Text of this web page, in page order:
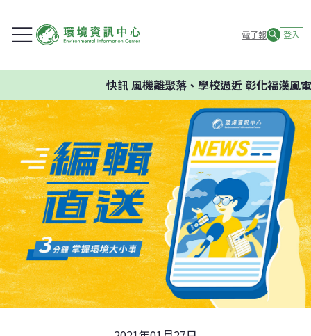
電子報 登入
快訊風機離聚落、學校過近 彰化福漢風電